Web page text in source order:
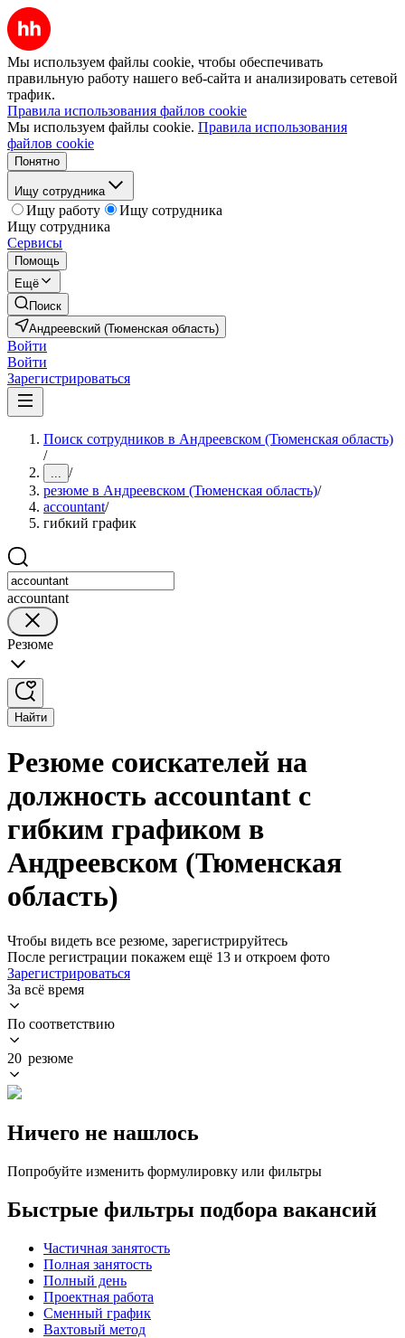
Мы используем файлы cookie, чтобы обеспечивать
правильную работу нашего веб-сайта и анализировать сетевой
трафик.
Правила использования файлов cookie
Мы используем файлы cookie. Правила использования
файлов cookie
Понятно
Ищу сотрудника
Ищу работу
Ищу сотрудника
Ищу сотрудника
Сервисы
Помощь
Ещё
Поиск
Андреевский (Тюменская область)
Войти
Войти
Зарегистрироваться
Поиск сотрудников в Андреевском (Тюменская область)
/
... /
резюме в Андреевском (Тюменская область)/
accountant/
гибкий график
accountant
Резюме
Найти
Резюме соискателей на
должность accountant с
гибким графиком в
Андреевском (Тюменская
область)
Чтобы видеть все резюме, зарегистрируйтесь
После регистрации покажем ещё 13 и откроем фото
Зарегистрироваться
За всё время
По соответствию
20 резюме
Ничего не нашлось
Попробуйте изменить формулировку или фильтры
Быстрые фильтры подбора вакансий
Частичная занятость
Полная занятость
Полный день
Проектная работа
Сменный график
Вахтовый метод